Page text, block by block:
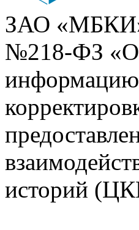
ЗАО «МБКИ»
№218-ФЗ «О
историй